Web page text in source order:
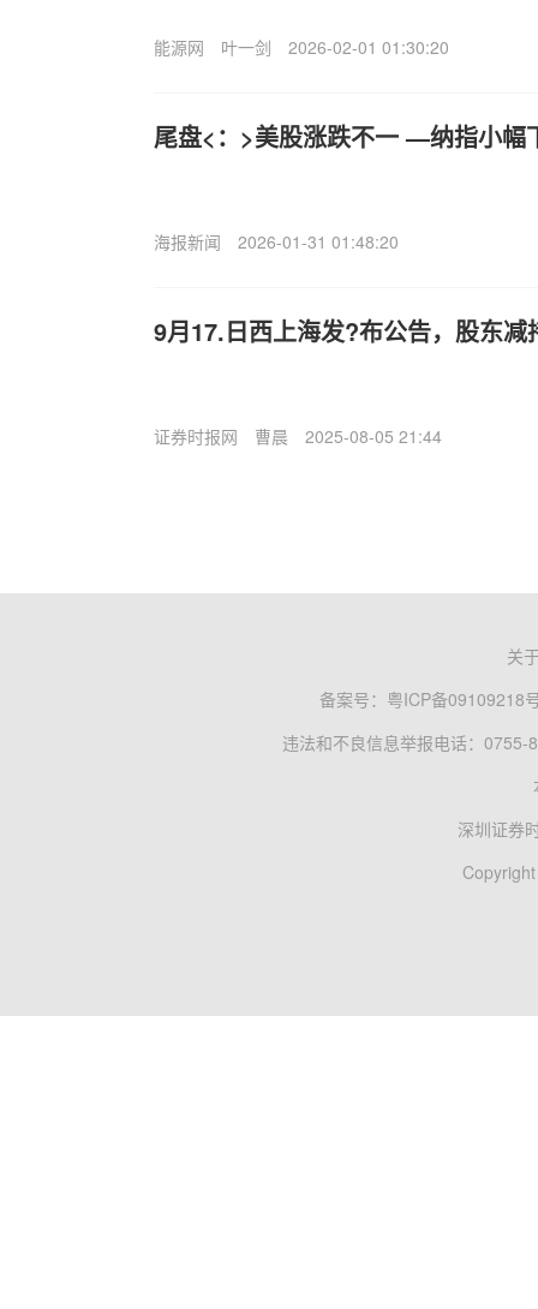
能源网 叶一剑 2026-02-01 01:30:20
尾盘<：>美股涨跌不一 —纳指小幅
海报新闻 2026-01-31 01:48:20
9月17.日西上海发?布公告，股东减
证券时报网 曹晨 2025-08-05 21:44
关
备案号： 粤ICP备09109218
违法和不良信息举报电话：0755-
深圳证券